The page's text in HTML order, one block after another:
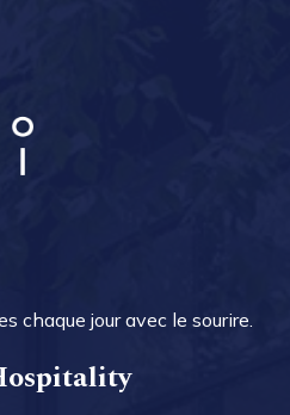
chaque jour avec le sourire.